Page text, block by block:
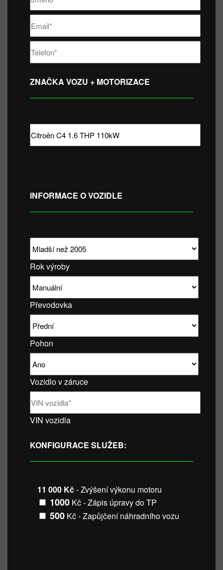
ZNAČKA VOZU + MOTORIZACE
INFORMACE O VOZIDLE
Rok výroby
Převodovka
Pohon
Vozidlo v záruce
VIN vozidla
KONFIGURACE SLUŽEB:
11 000 Kč- Zvýšení výkonu motoru
1000 Kč - Zápis úpravy do TP
500 Kč - Zapůjčení náhradního vozu